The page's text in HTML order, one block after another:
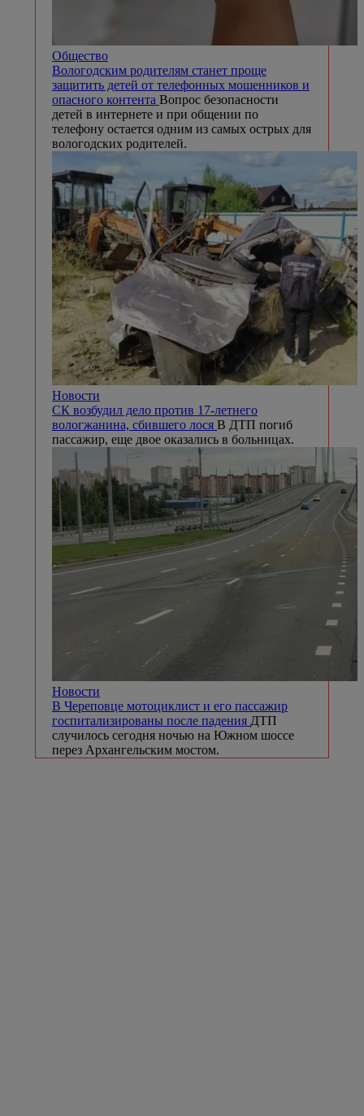
Общество
Вологодским родителям станет проще
защитить детей от телефонных мошенников и
опасного контента Вопрос безопасности
детей в интернете и при общении по
телефону остается одним из самых острых для
вологодских родителей.
Новости
СК возбудил дело против 17-летнего
вологжанина, сбившего лося В ДТП погиб
пассажир, еще двое оказались в больницах.
Новости
В Череповце мотоциклист и его пассажир
госпитализированы после падения ДТП
случилось сегодня ночью на Южном шоссе
перез Архангельским мостом.